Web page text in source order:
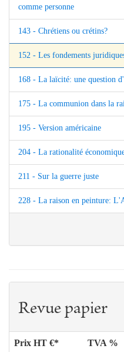
comme personne
143 - Chrétiens ou crétins?
152 - Les fondements
168 - La laïcité: une question
175 - La communion dans la
195 - Version américaine
204 - La rationalité
211 - Sur la guerre juste
228 - La raison en peinture:
Revue papier
Prix HT €* TVA %